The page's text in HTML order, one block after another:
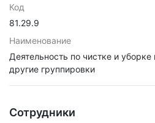
Код
81.29.9
Наименование
Деятельность по чистке и
другие группировки
Сотрудники